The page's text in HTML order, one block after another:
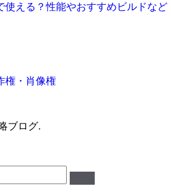
使える？性能やおすすめビルドなど
権・肖像権
ブログ.